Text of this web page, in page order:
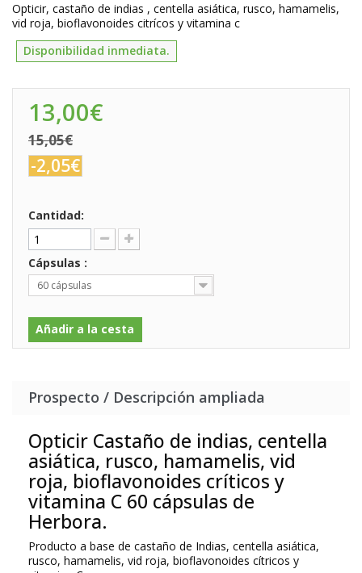
Opticir, castaño de indias , centella asiática, rusco, hamamelis,
vid roja, bioflavonoides citrícos y vitamina c
Disponibilidad inmediata.
13,00€
15,05€
-2,05€
Cantidad:
Cápsulas :
60 cápsulas
Añadir a la cesta
Prospecto / Descripción ampliada
Opticir Castaño de indias, centella
asiática, rusco, hamamelis, vid
roja, bioflavonoides críticos y
vitamina C 60 cápsulas de
Herbora.
Producto a base de castaño de Indias, centella asiática,
rusco, hamamelis, vid roja, bioflavonoides cítricos y